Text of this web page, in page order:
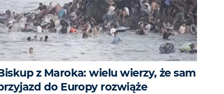
z Maroka: wielu wierzy, że sam
do Europy rozwiąże